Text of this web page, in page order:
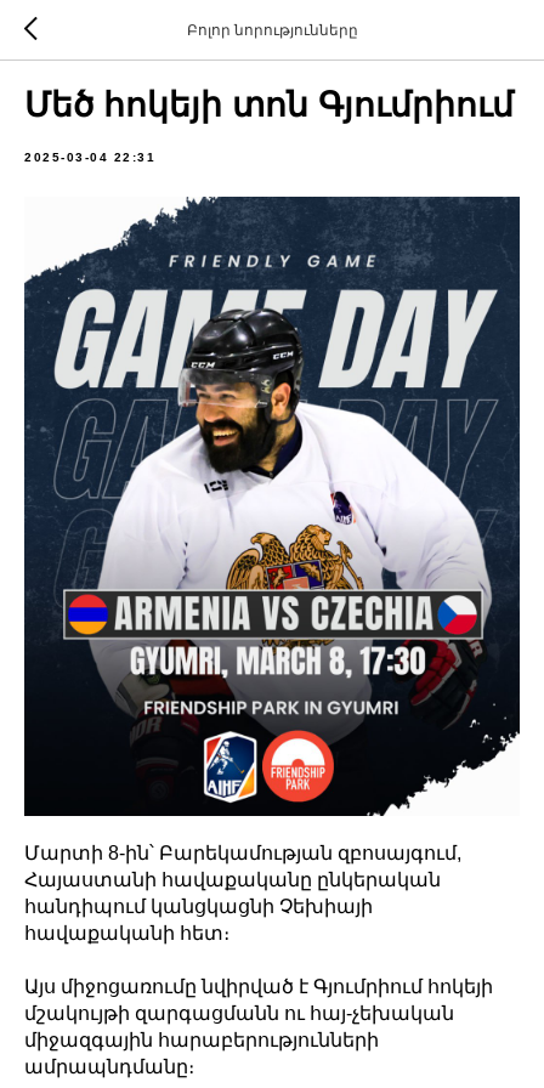
Բոլոր նորությունները
Մեծ հոկեյի տոն Գյումրիում
2025-03-04 22:31
Մարտի 8-ին՝ Բարեկամության զբոսայգում,
Հայաստանի հավաքականը ընկերական
հանդիպում կանցկացնի Չեխիայի
հավաքականի հետ։
Այս միջոցառումը նվիրված է Գյումրիում հոկեյի
մշակույթի զարգացմանն ու հայ-չեխական
միջազգային հարաբերությունների
ամրապնդմանը։